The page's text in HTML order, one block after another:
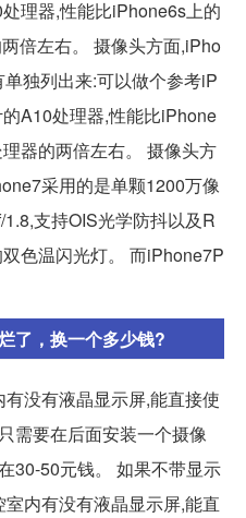
理器,性能比iPhone6s上的
倍左右。 摄像头方面,iPho
独列出来:可以做个参考iP
A10处理器,性能比iPhone
器的两倍左右。 摄像头方
采用的是单颗1200万像
支持OIS光学防抖以及R
色温闪光灯。 而iPhone7P
了，换一个多少钱?
没有液晶显示屏,能直接使
需要在后面安装一个摄像
30-50元钱。 如果不带显示
内有没有液晶显示屏,能直